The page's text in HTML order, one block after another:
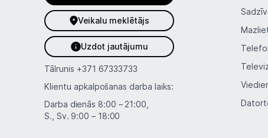
Veikalu meklētājs
Uzdot jautājumu
Tālrunis +371 67333733
Klientu apkalpošanas darba laiks:
Darba dienās 8:00 – 21:00,
S., Sv. 9:00 – 18:00